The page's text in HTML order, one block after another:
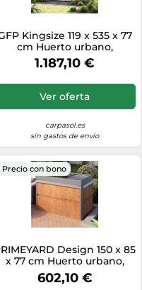
Kingsize 119 x 535 x 77
cm Huerto urbano,
aluminio anodizado -
(GFPV00459)
1.187,10 €
Ver oferta
carpasol.es
sin gastos de envío
Precio con bono
Design 150 x 85
x 77 cm Huerto urbano,
acero corten, aspecto
óxido, Incl. Semillero y
602,10 €